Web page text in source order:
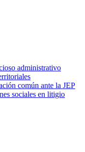
administrativo
común ante la JEP
sociales en litigio